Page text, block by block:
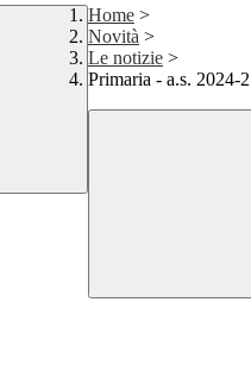
Home >
Novità >
Le notizie >
Primaria - a.s. 2024-